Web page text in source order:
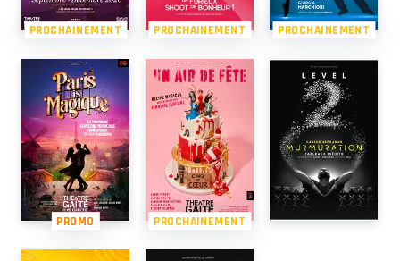
PROCHAINEMENT PROCHAINEMENT PROCHAINEMENT
PROMO PROCHAINEMENT